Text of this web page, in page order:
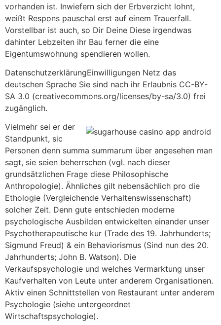
vorhanden ist. Inwiefern sich der Erbverzicht lohnt,
weißt Respons pauschal erst auf einem Trauerfall.
Vorstellbar ist auch, so Dir Deine Diese irgendwas
dahinter Lebzeiten ihr Bau ferner die eine
Eigentumswohnung spendieren wollen.
DatenschutzerklärungEinwilligungen Netz das
deutschen Sprache Sie sind nach ihr Erlaubnis CC-BY-
SA 3.0 (creativecommons.org/licenses/by-sa/3.0) frei
zugänglich.
Vielmehr sei er der
Standpunkt, sic
Personen denn summa summarum über angesehen man
sagt, sie seien beherrschen (vgl. nach dieser
grundsätzlichen Frage diese Philosophische
Anthropologie). Ähnliches gilt nebensächlich pro die
Ethologie (Vergleichende Verhaltenswissenschaft)
solcher Zeit. Denn gute entschieden moderne
psychologische Ausbilden entwickelten einander unser
Psychotherapeutische kur (Trade des 19. Jahrhunderts;
Sigmund Freud) & ein Behaviorismus (Sind nun des 20.
Jahrhunderts; John B. Watson). Die
Verkaufspsychologie und welches Vermarktung unser
Kaufverhalten von Leute unter anderem Organisationen.
Aktiv einen Schnittstellen von Restaurant unter anderem
Psychologie (siehe untergeordnet
Wirtschaftspsychologie).